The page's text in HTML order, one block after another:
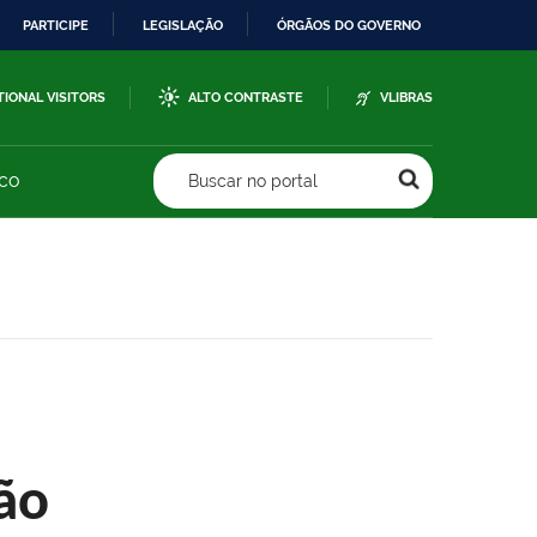
PARTICIPE LEGISLAÇÃO ÓRGÃOS DO GOVERNO
VISITORS ALTO CONTRASTE VLIBRAS
Buscar no portal